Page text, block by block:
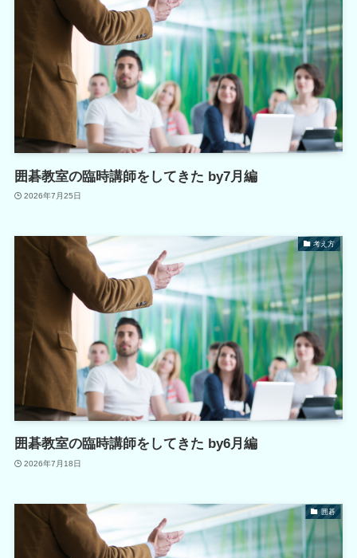
囲碁教室の臨時講師をしてきた by7月編
2026年7月25日
考え方
囲碁教室の臨時講師をしてきた by6月編
2026年7月18日
囲碁